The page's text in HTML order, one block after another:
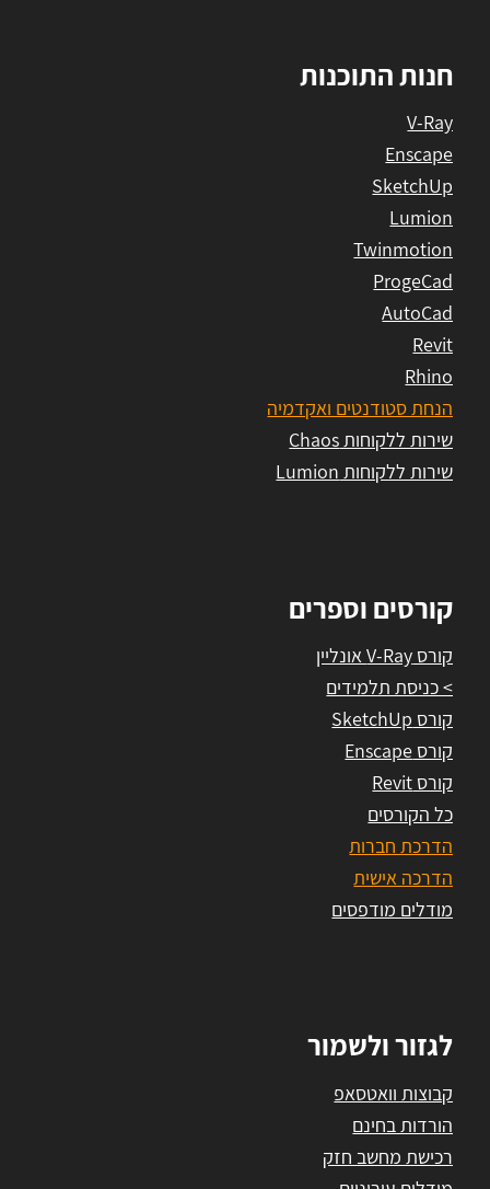
חנות התוכנות
V-Ray
Enscape
SketchUp
Lumion
Twinmotion
ProgeCad
AutoCad
Revit
Rhino
הנחת סטודנטים ואקדמיה
שירות ללקוחות Chaos
שירות ללקוחות Lumion
קורסים וספרים
קורס V-Ray אונליין
> כניסת תלמידים
קורס SketchUp
קורס Enscape
קורס Revit
כל הקורסים
הדרכת חברות
הדרכה אישית
מודלים מודפסים
לגזור ולשמור
קבוצות וואטסאפ
הורדות בחינם
רכישת מחשב חזק